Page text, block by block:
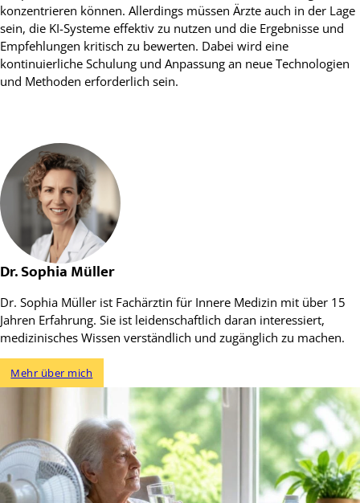
konzentrieren können. Allerdings müssen Ärzte auch in der Lage
sein, die KI-Systeme effektiv zu nutzen und die Ergebnisse und
Empfehlungen kritisch zu bewerten. Dabei wird eine
kontinuierliche Schulung und Anpassung an neue Technologien
und Methoden erforderlich sein.
Dr. Sophia Müller
Dr. Sophia Müller ist Fachärztin für Innere Medizin mit über 15
Jahren Erfahrung. Sie ist leidenschaftlich daran interessiert,
medizinisches Wissen verständlich und zugänglich zu machen.
Mehr über mich